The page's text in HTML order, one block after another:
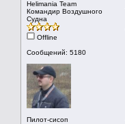
Helimania Team
Командир Воздушного
Судна
Offline
Сообщений: 5180
Пилот-сисоп